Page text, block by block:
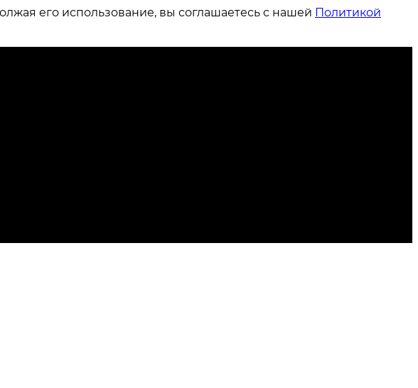
его использование, вы соглашаетесь с нашей Политикой